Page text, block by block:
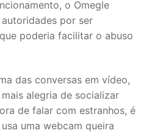
o Omegle
por ser
poderia facilitar o abuso
das conversas em vídeo,
alegria de socializar
de falar com estranhos, é
uma webcam queira